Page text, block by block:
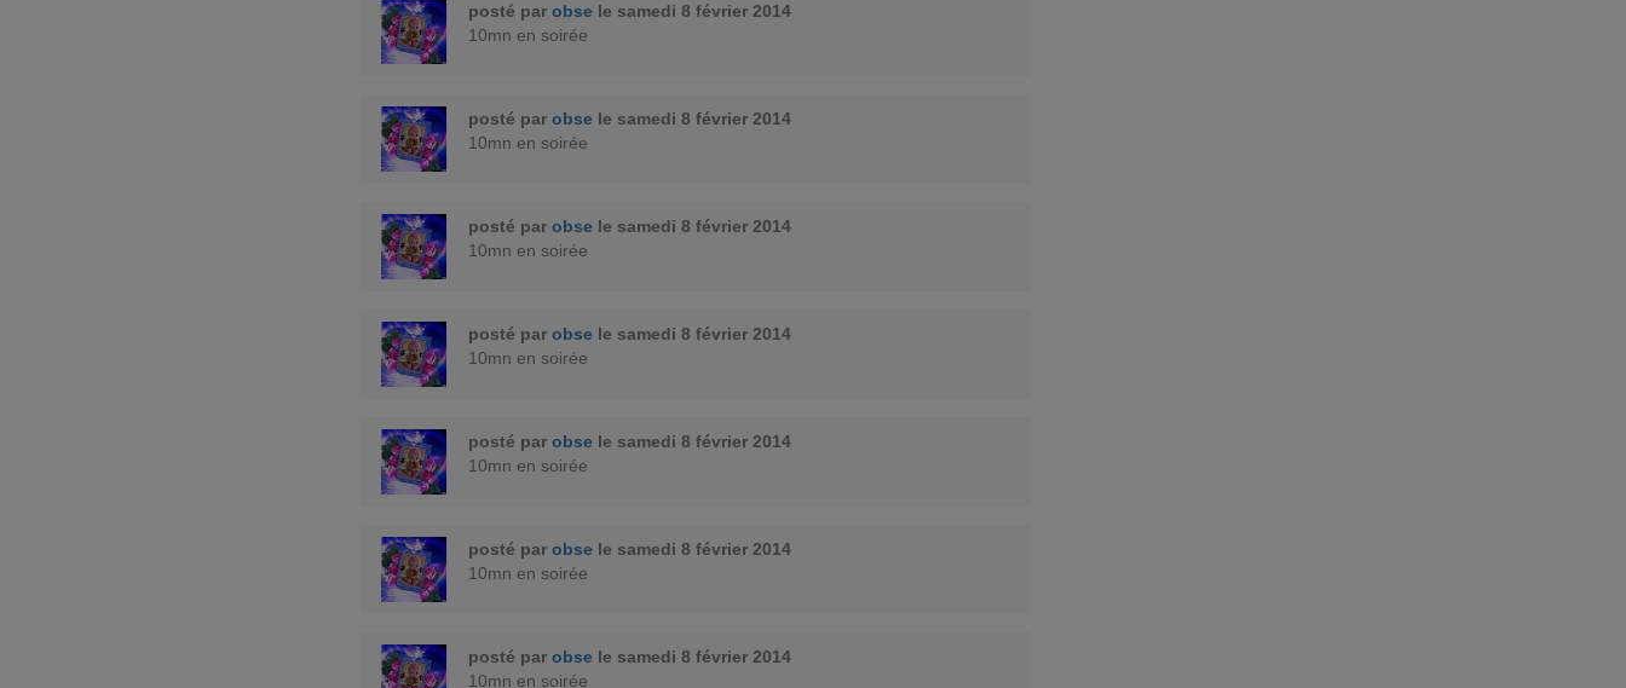
posté par obse le samedi 8 février 2014
10mn en soirée
posté par obse le samedi 8 février 2014
10mn en soirée
posté par obse le samedi 8 février 2014
10mn en soirée
posté par obse le samedi 8 février 2014
10mn en soirée
posté par obse le samedi 8 février 2014
10mn en soirée
posté par obse le samedi 8 février 2014
10mn en soirée
posté par obse le samedi 8 février 2014
10mn en soirée